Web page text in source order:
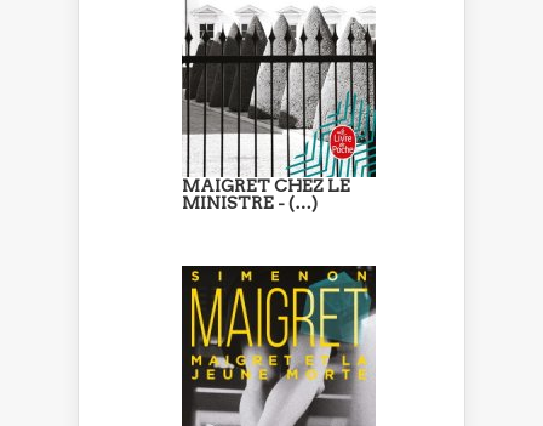
MAIGRET CHEZ LE
MINISTRE - (…)